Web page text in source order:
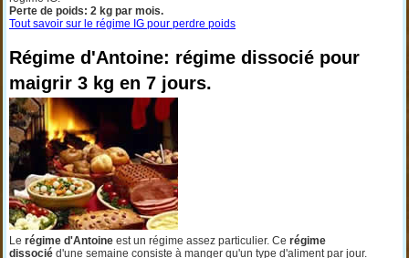
Perte de poids: 2 kg par mois.
Tout savoir sur le régime IG pour perdre poids
Régime d'Antoine: régime dissocié pour
maigrir 3 kg en 7 jours.
Le régime d'Antoineest un régime assez particulier. Ce régime
dissociéd'une semaine consiste à manger qu'un type d'aliment par jour.